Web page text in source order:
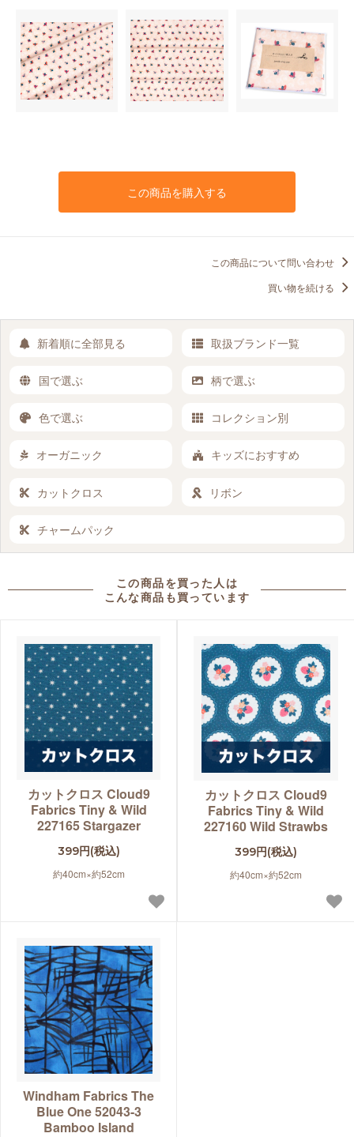
この商品を購入する
この商品について問い合わせ
買い物を続ける
新着順に全部見る 取扱ブランド一覧
国で選ぶ 柄で選ぶ
色で選ぶ コレクション別
オーガニック キッズにおすすめ
カットクロス リボン
チャームパック
この商品を買った人は
こんな商品も買っています
カットクロス Cloud9
Fabrics Tiny & Wild
227165 Stargazer
399円(税込)
約40cm×約52cm
カットクロス Cloud9
Fabrics Tiny & Wild
227160 Wild Strawbs
399円(税込)
約40cm×約52cm
Windham Fabrics The
Blue One 52043-3
Bamboo Island